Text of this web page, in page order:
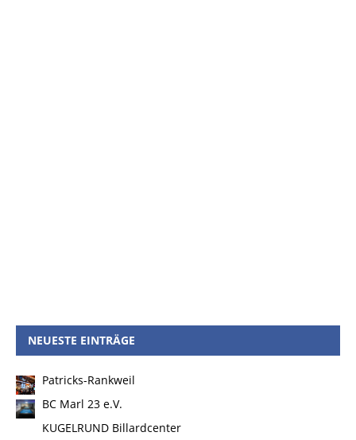
NEUESTE EINTRÄGE
Patricks-Rankweil
BC Marl 23 e.V.
KUGELRUND Billardcenter